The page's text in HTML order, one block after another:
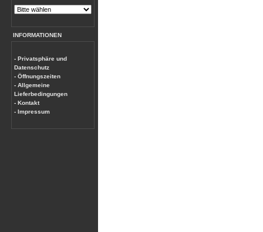
INFORMATIONEN
- Privatsphäre und
Datenschutz
- Öffnungszeiten
- Allgemeine
Lieferbedingungen
- Kontakt
- Impressum